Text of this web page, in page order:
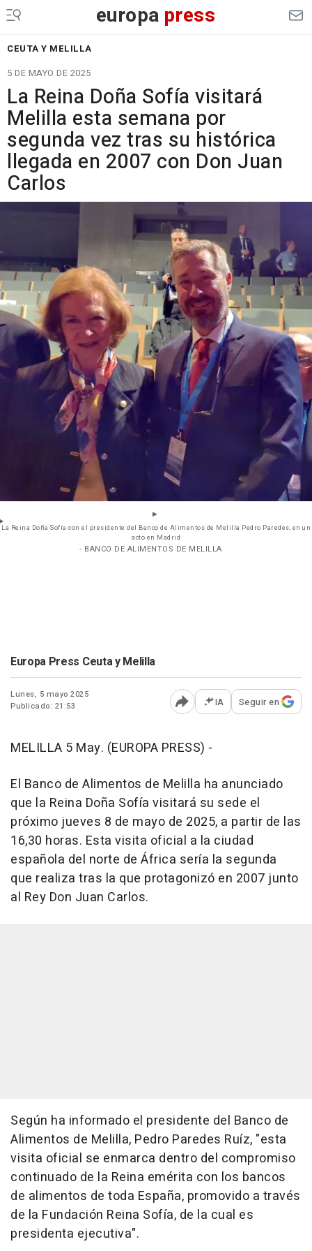
europa press
CEUTA Y MELILLA
5 DE MAYO DE 2025
La Reina Doña Sofía visitará
Melilla esta semana por
segunda vez tras su histórica
llegada en 2007 con Don Juan
Carlos
La Reina Doña Sofía con el presidente del Banco de Alimentos de Melilla Pedro Paredes, en un
acto en Madrid
- BANCO DE ALIMENTOS DE MELILLA
Europa Press Ceuta y Melilla
Lunes, 5 mayo 2025
Publicado: 21:53
Abrir opciones para
IA Seguir en
MELILLA 5 May. (EUROPA PRESS) -
El Banco de Alimentos de Melilla ha anunciado
que la Reina Doña Sofía visitará su sede el
próximo jueves 8 de mayo de 2025, a partir de las
16,30 horas. Esta visita oficial a la ciudad
española del norte de África sería la segunda
que realiza tras la que protagonizó en 2007 junto
al Rey Don Juan Carlos.
Según ha informado el presidente del Banco de
Alimentos de Melilla, Pedro Paredes Ruíz, "esta
visita oficial se enmarca dentro del compromiso
continuado de la Reina emérita con los bancos
de alimentos de toda España, promovido a través
de la Fundación Reina Sofía, de la cual es
presidenta ejecutiva".